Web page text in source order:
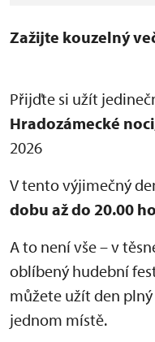
Zažijte kouzelný
Přijďte si užít
Hradozámecké noci
2026
V tento výjimečný
dobu až do 20.00
A to není vše – v
oblíbený hudební
můžete užít den
jednom místě.